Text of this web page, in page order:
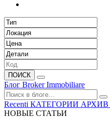
ПОИСК
Блог Broker Immobiliare
Recenti КАТЕГОРИИ АРХИВ
НОВЫЕ СТАТЬИ